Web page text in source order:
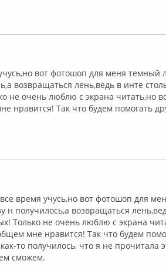
вот фотошоп для меня темный
возвращаться лень,ведь в инте
не очень люблю с экрана читать,но
нравится! Так что будем помогать
время учусь,но вот фотошоп для
н получилось,а возвращаться
Только не очень люблю с экрана
мне нравится! Так что будем
то получилось, что я не прочитала
сможем.